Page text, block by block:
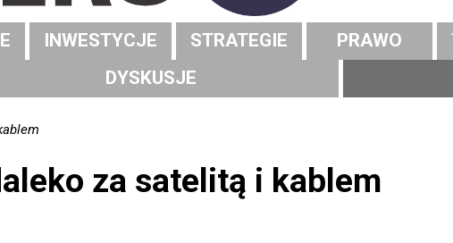
INWESTYCJE STRATEGIE PRAWO
DYSKUSJE
za satelitą i kablem